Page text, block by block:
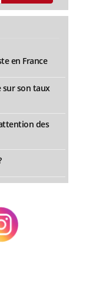
en France
sur son taux
des